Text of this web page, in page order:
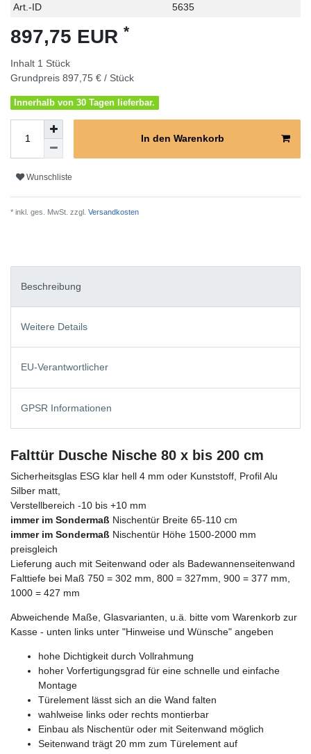
Technisches
Wert
Art.-ID 5635
897,75 EUR *
Inhalt 1 Stück
Grundpreis 897,75 € / Stück
Innerhalb von 30 Tagen lieferbar.
In den Warenkorb
Wunschliste
* inkl. ges. MwSt. zzgl. Versandkosten
Beschreibung
Weitere Details
EU-Verantwortlicher
GPSR Informationen
Falttür Dusche Nische 80 x bis 200 cm
Sicherheitsglas ESG klar hell 4 mm oder Kunststoff, Profil Alu
Silber matt,
Verstellbereich -10 bis +10 mm
immer im Sondermaß Nischentür Breite 65-110 cm
immer im Sondermaß Nischentür Höhe 1500-2000 mm
preisgleich
Lieferung auch mit Seitenwand oder als Badewannenseitenwand
Falttiefe bei Maß 750 = 302 mm, 800 = 327mm, 900 = 377 mm,
1000 = 427 mm
Abweichende Maße, Glasvarianten, u.ä. bitte vom Warenkorb zur
Kasse - unten links unter "Hinweise und Wünsche" angeben
hohe Dichtigkeit durch Vollrahmung
hoher Vorfertigungsgrad für eine schnelle und einfache
Montage
Türelement lässt sich an die Wand falten
wahlweise links oder rechts montierbar
Einbau als Nischentür oder mit Seitenwand möglich
Seitenwand trägt 20 mm zum Türelement auf